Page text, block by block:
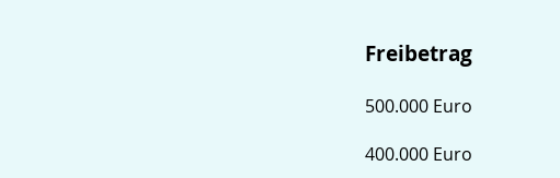
Freibetrag
500.000 Euro
400.000 Euro